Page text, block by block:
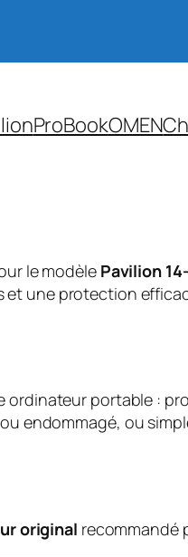
ProBookOMEN
le modèle Pavilion
et une protection
ordinateur portable :
endommagé, ou
original recommandé